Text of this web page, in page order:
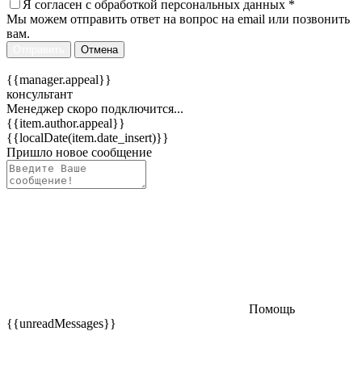
Я согласен c обработкой персональных данных *
Мы можем отправить ответ на вопрос на email или позвонить
вам.
Отмена
{{manager.appeal}}
консультант
Менеджер скоро подключится...
{{item.author.appeal}}
{{localDate(item.date_insert)}}
Пришло новое сообщение
Помощь
{{unreadMessages}}